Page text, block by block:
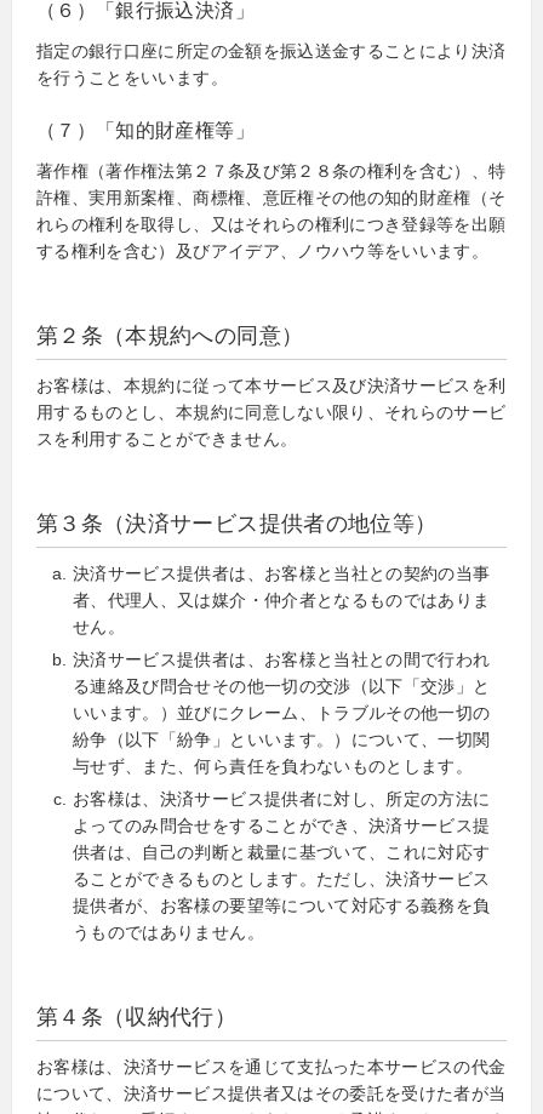
（６）「銀行振込決済」
指定の銀行口座に所定の金額を振込送金することにより決済
を行うことをいいます。
（７）「知的財産権等」
著作権（著作権法第２７条及び第２８条の権利を含む）、特
許権、実用新案権、商標権、意匠権その他の知的財産権（そ
れらの権利を取得し、又はそれらの権利につき登録等を出願
する権利を含む）及びアイデア、ノウハウ等をいいます。
第２条（本規約への同意）
お客様は、本規約に従って本サービス及び決済サービスを利
用するものとし、本規約に同意しない限り、それらのサービ
スを利用することができません。
第３条（決済サービス提供者の地位等）
決済サービス提供者は、お客様と当社との契約の当事
者、代理人、又は媒介・仲介者となるものではありま
せん。
決済サービス提供者は、お客様と当社との間で行われ
る連絡及び問合せその他一切の交渉（以下「交渉」と
いいます。）並びにクレーム、トラブルその他一切の
紛争（以下「紛争」といいます。）について、一切関
与せず、また、何ら責任を負わないものとします。
お客様は、決済サービス提供者に対し、所定の方法に
よってのみ問合せをすることができ、決済サービス提
供者は、自己の判断と裁量に基づいて、これに対応す
ることができるものとします。ただし、決済サービス
提供者が、お客様の要望等について対応する義務を負
うものではありません。
第４条（収納代行）
お客様は、決済サービスを通じて支払った本サービスの代金
について、決済サービス提供者又はその委託を受けた者が当